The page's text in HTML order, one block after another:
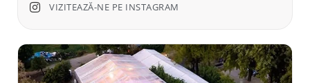
VIZITEAZĂ-NE PE INSTAGRAM